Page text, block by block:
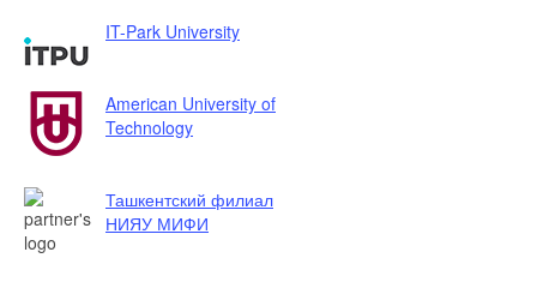
IT-Park University
American University of
Technology
Ташкентский филиал
НИЯУ МИФИ